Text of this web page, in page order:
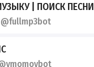
| ПОИСК ПЕСНИ
@fullmp3bot